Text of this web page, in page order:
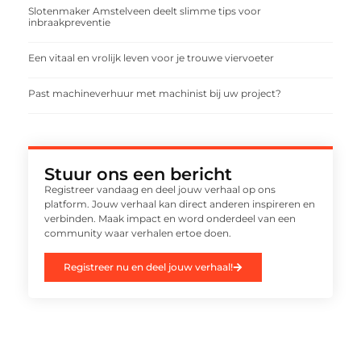
Slotenmaker Amstelveen deelt slimme tips voor
inbraakpreventie
Een vitaal en vrolijk leven voor je trouwe viervoeter
Past machineverhuur met machinist bij uw project?
Stuur ons een bericht
Registreer vandaag en deel jouw verhaal op ons
platform. Jouw verhaal kan direct anderen inspireren en
verbinden. Maak impact en word onderdeel van een
community waar verhalen ertoe doen.
Registreer nu en deel jouw verhaal!